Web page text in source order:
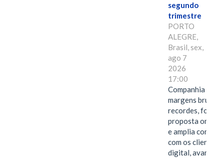
segundo
trimestre
PORTO
ALEGRE,
Brasil, sex,
ago 7
2026
17:00
Companhia
margens brutas
recordes,
proposta
e amplia
com os clientes
digital, avanços